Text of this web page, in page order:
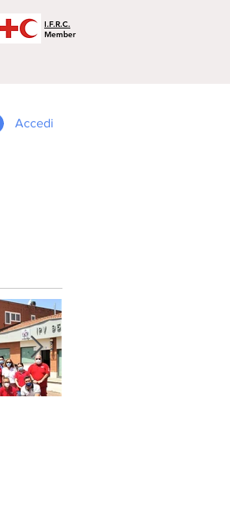
I.F.R.C.
Member
Accedi